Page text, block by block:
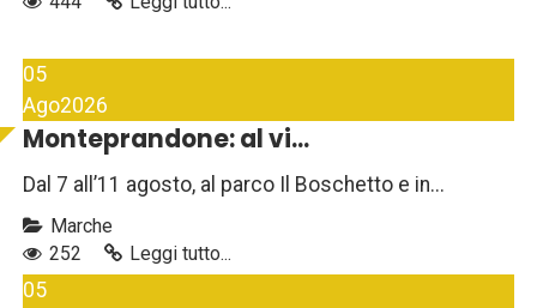
05
Ago2026
Monteprandone: al vi...
Dal 7 all’11 agosto, al parco Il Boschetto e in...
Marche
252
Leggi tutto...
05